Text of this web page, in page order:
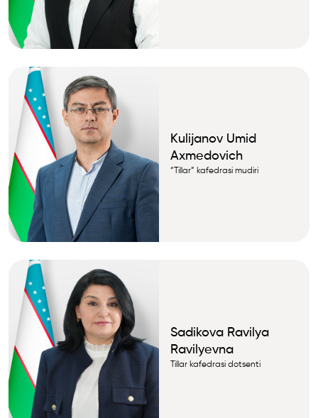
Kulijanov Umid
Axmedovich
“Tillar” kafedrasi mudiri
Sadikova Ravilya
Ravilyevna
Tillar kafedrasi dotsenti